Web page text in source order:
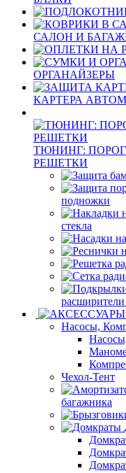
САЛОН И
ОРГАНАЙЗЕРЫ
КАРТЕРА
ТЮНИНГ:
РЕШЕТКИ
подножки
стекла
расширители
Насосы,
Чехол-Тент
багажника